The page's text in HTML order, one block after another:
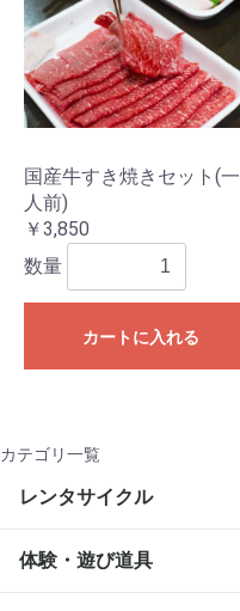
国産牛すき焼きセット(一
人前)
￥3,850
数量
カートに入れる
カテゴリ一覧
レンタサイクル
体験・遊び道具